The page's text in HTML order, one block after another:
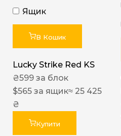
Ящик
В Кошик
Lucky Strike Red KS
₴599 за блок
$565 за ящик≈ 25 425
₴
Купити